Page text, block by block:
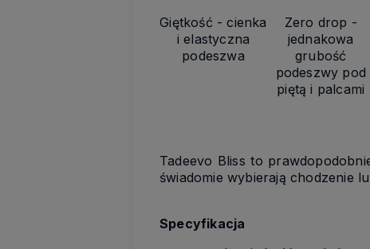
Giętkość - cienka
i elastyczna
podeszwa
Zero drop -
jednakowa
grubość
podeszwy pod
piętą i palcami
Tadeevo Bliss to
świadomie wybierają chodzenie
Specyfikacja